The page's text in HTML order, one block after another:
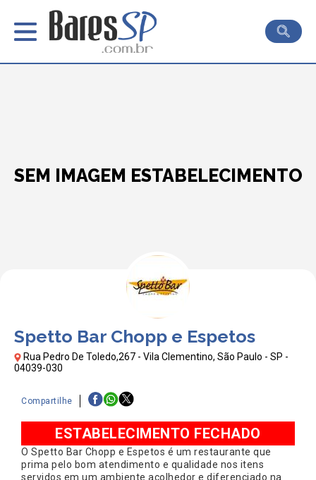
SEM IMAGEM ESTABELECIMENTO
Spetto Bar Chopp e Espetos
Rua Pedro De Toledo,267 - Vila Clementino, São Paulo - SP -
04039-030
Compartilhe
ESTABELECIMENTO FECHADO
O Spetto Bar Chopp e Espetos é um restaurante que
prima pelo bom atendimento e qualidade nos itens
servidos em um ambiente acolhedor e diferenciado na